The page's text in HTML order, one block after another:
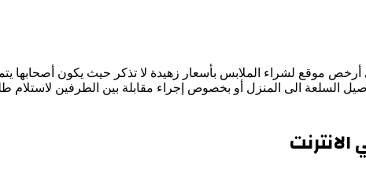
موقع لشراء الملابس بأسعار زهيدة لا تذكر حيث يكون أصحابها
الى المنزل أو بخصوص إجراء مقابلة بين الطرفين لاستلام